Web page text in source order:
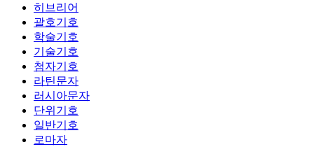
히브리어
괄호기호
학술기호
기술기호
첨자기호
라틴문자
러시아문자
단위기호
일반기호
로마자